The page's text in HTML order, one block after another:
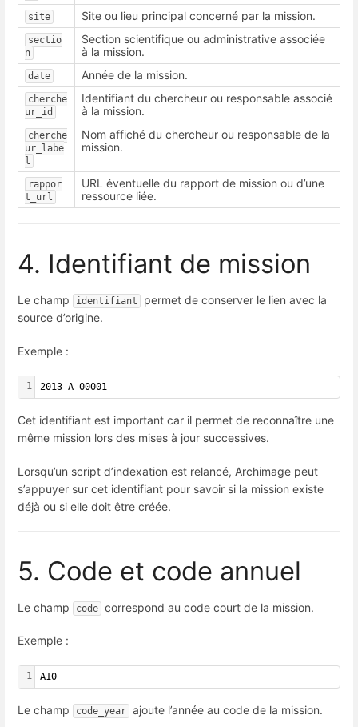
site Site ou lieu principal concerné par la mission.
sectio
n
Section scientifique ou administrative associée
à la mission.
date Année de la mission.
cherche
ur_id
Identifiant du chercheur ou responsable associé
à la mission.
cherche
ur_labe
l
Nom affiché du chercheur ou responsable de la
mission.
rappor
t_url
URL éventuelle du rapport de mission ou d’une
ressource liée.
4. Identifiant de mission
Le champ identifiant
permet de conserver le lien avec la
source d’origine.
Exemple :
1 2013_A_00001
Cet identifiant est important car il permet de reconnaître une
même mission lors des mises à jour successives.
Lorsqu’un script d’indexation est relancé, Archimage peut
s’appuyer sur cet identifiant pour savoir si la mission existe
déjà ou si elle doit être créée.
5. Code et code annuel
Le champ code correspond au code court de la mission.
Exemple :
1 A10
Le champ code_year ajoute l’année au code de la mission.